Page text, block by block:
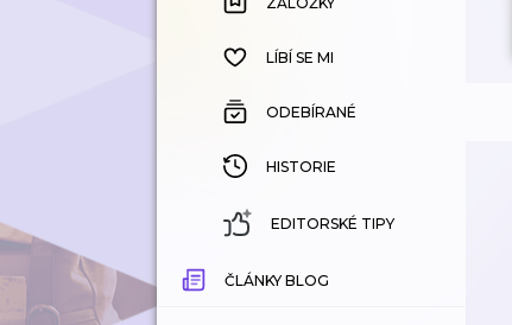
HISTORIE
LÍBÍ SE MI
ODEBÍRANÉ
HISTORIE
EDITORSKÉ TIPY
ČLÁNKY BLOG